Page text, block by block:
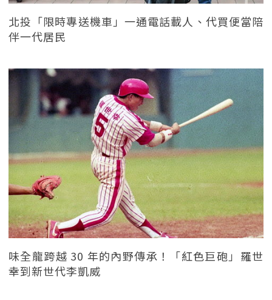
北投「限時專送機車」一通電話載人、代買便當陪
伴一代居民
味全龍跨越 30 年的內野傳承！「紅色巨砲」羅世
幸到新世代李凱威